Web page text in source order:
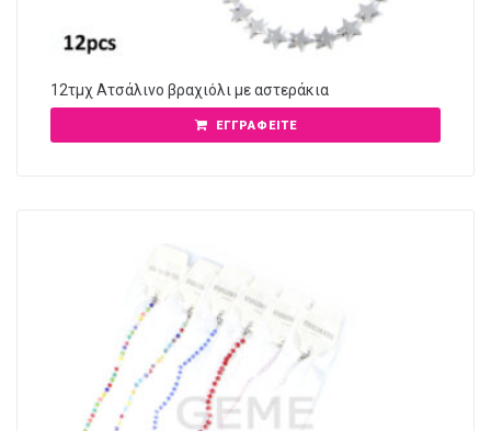
12τμχ Ατσάλινο βραχιόλι με αστεράκια
ΕΓΓΡΑΦΕΊΤΕ